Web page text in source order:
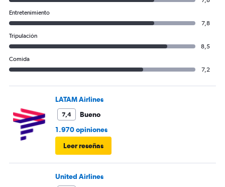
Entretenimiento
7,8
Tripulación
8,5
Comida
7,2
LATAM Airlines
7,4
Bueno
1.970 opiniones
Leer reseñas
United Airlines